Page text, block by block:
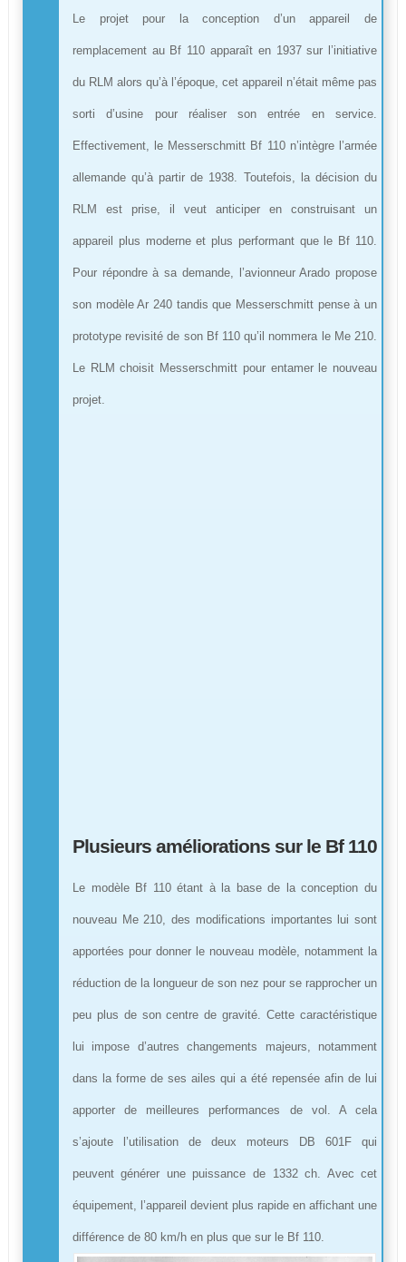
Le projet pour la conception d’un appareil de
remplacement au Bf 110 apparaît en 1937 sur l’initiative
du RLM alors qu’à l’époque, cet appareil n’était même pas
sorti d’usine pour réaliser son entrée en service.
Effectivement, le Messerschmitt Bf 110 n’intègre l’armée
allemande qu’à partir de 1938. Toutefois, la décision du
RLM est prise, il veut anticiper en construisant un
appareil plus moderne et plus performant que le Bf 110.
Pour répondre à sa demande, l’avionneur Arado propose
son modèle Ar 240 tandis que Messerschmitt pense à un
prototype revisité de son Bf 110 qu’il nommera le Me 210.
Le RLM choisit Messerschmitt pour entamer le nouveau
projet.
Plusieurs améliorations sur le Bf 110
Le modèle Bf 110 étant à la base de la conception du
nouveau Me 210, des modifications importantes lui sont
apportées pour donner le nouveau modèle, notamment la
réduction de la longueur de son nez pour se rapprocher un
peu plus de son centre de gravité. Cette caractéristique
lui impose d’autres changements majeurs, notamment
dans la forme de ses ailes qui a été repensée afin de lui
apporter de meilleures performances de vol. A cela
s’ajoute l’utilisation de deux moteurs DB 601F qui
peuvent générer une puissance de 1332 ch. Avec cet
équipement, l’appareil devient plus rapide en affichant une
différence de 80 km/h en plus que sur le Bf 110.